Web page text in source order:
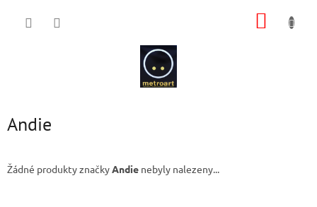
Andie
Žádné produkty značkyAndie nebyly nalezeny...